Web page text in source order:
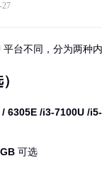
27
平台不同，分为两种
/i3‑7100U /
可选